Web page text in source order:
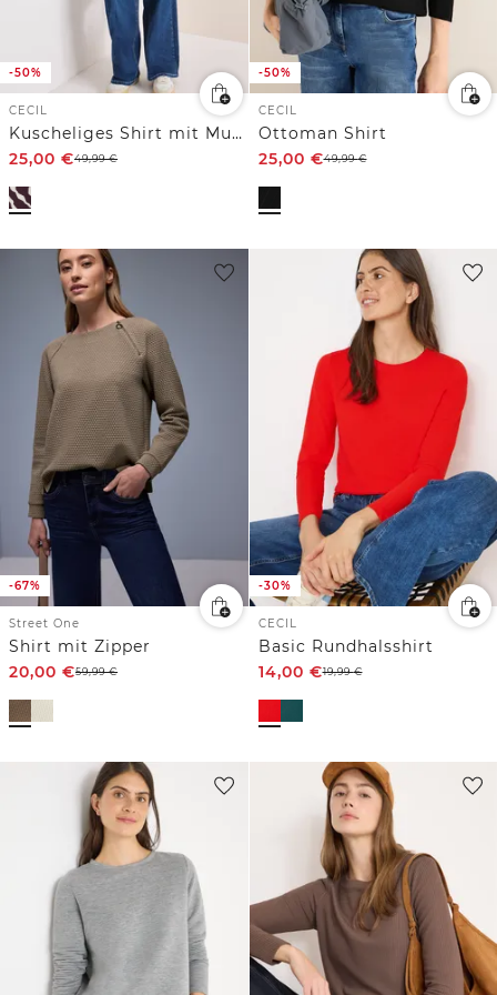
-50%
CECIL
Kuscheliges Shirt mit Muster
25,00 €49,99€
-50%
CECIL
Ottoman Shirt
25,00 €49,99€
-67%
Street One
Shirt mit Zipper
20,00 €59,99€
-30%
CECIL
Basic Rundhalsshirt
14,00 €19,99€